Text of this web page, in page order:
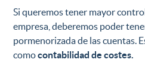
Si queremos tener mayor
empresa, deberemos poder
pormenorizada de las cuentas.
comocontabilidad de costes.